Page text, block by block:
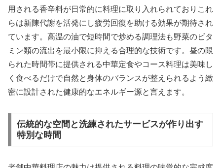
用される香辛料が日常的に料理に取り入れられておりこれ
らは新陳代謝を活発にし疲労回復を助ける効果が期待され
ています。高温の油で短時間で炒める調理法も野菜のビタ
ミン類の流出を最小限に抑える合理的な技術です。昼の限
られた時間帯に提供される中華定食やコース料理は美味し
く食べるだけで自然と身体のバランスが整えられるよう緻
密に設計された健康的なエネルギー源と言えます。
伝統的な空間と洗練されたサービスが作り出す
特別な時間